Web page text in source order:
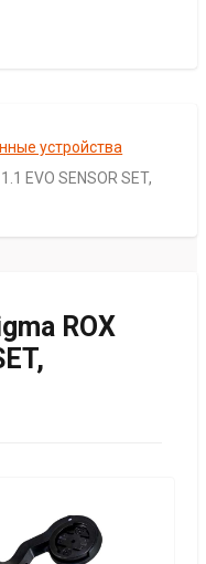
устройства
EVO SENSOR SET,
ROX